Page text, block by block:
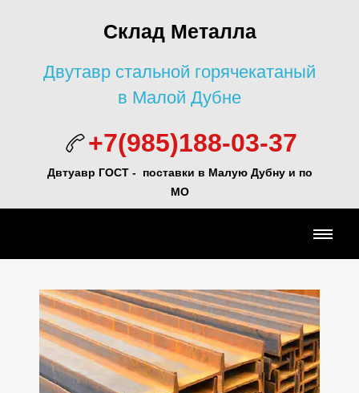
Склад Металла
Двутавр стальной горячекатаный
в Малой Дубне
+7(985)188-03-37
Двтуавр ГОСТ - поставки в Малую Дубну и по
МО